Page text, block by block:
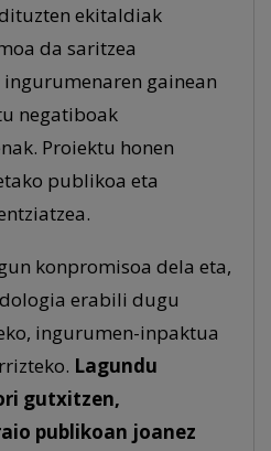
ekitaldiak
da saritzea
gainean
negatiboak
Proiektu honen
publikoa eta
konpromisoa dela eta,
erabili dugu
ingurumen-inpaktua
Lagundu
gutxitzen,
publikoan joanez